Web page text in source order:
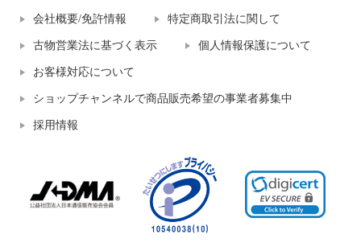
会社概要/免許情報 特定商取引法に関して
古物営業法に基づく表示 個人情報保護について
お客様対応について
ショップチャンネルで商品販売希望の事業者募集中
採用情報